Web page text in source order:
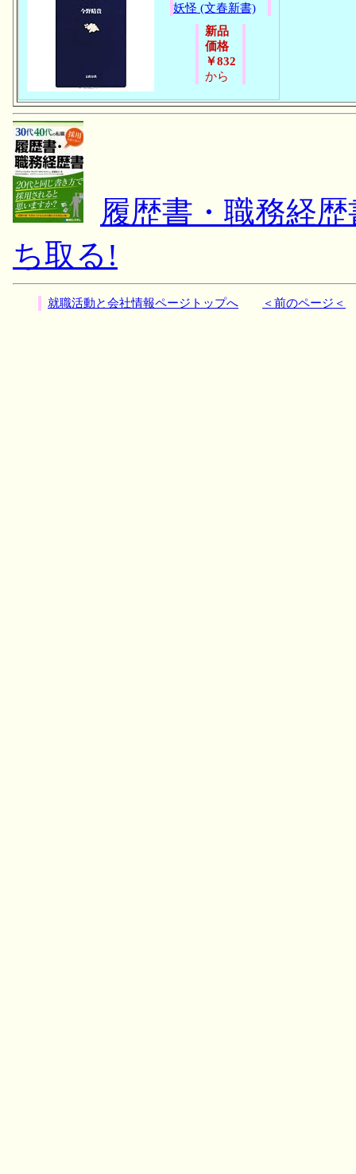
妖怪 (文春新書)
新品
価格
￥832
から
履歴書・職務経
ち取る!
就職活動と会社情報ページトップへ ＜前のページ＜